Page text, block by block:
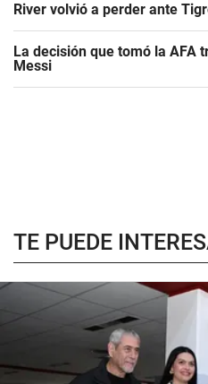
River volvió a perder ante
La decisión que tomó la AFA
Messi
TE PUEDE